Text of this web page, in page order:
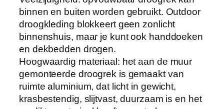
n
h
e
t
r
a
a
m
binnen en buiten worden gebruikt. Outdoor
droogkleding blokkeert geen zonlicht
binnenshuis, maar je kunt ook handdoeken
en dekbedden drogen.
Hoogwaardig materiaal: het aan de muur
gemonteerde droogrek is gemaakt van
ruimte aluminium, dat licht in gewicht,
krasbestendig, slijtvast, duurzaam is en het